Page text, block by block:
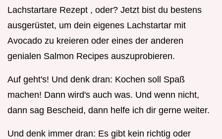
Lachstartare Rezept , oder? Jetzt bist du bestens
ausgerüstet, um dein eigenes Lachstartar mit
Avocado zu kreieren oder eines der anderen
genialen Salmon Recipes auszuprobieren.
Auf geht's! Und denk dran: Kochen soll Spaß
machen! Dann wird's auch was. Und wenn nicht,
dann sag Bescheid, dann helfe ich dir gerne weiter.
Und denk immer dran: Es gibt kein richtig oder